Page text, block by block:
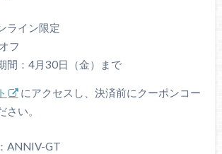
ライン限定
フ
間：4月30日（金）まで
にアクセスし、決済前にクーポンコー
さい。
ANNIV-GT